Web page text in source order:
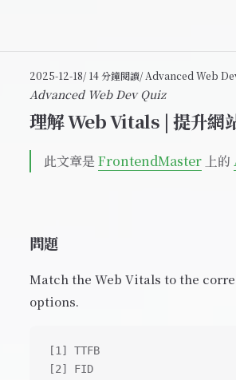
2025-12-18/ 14 分鐘閱讀/ Advanced Web
Advanced Web Dev Quiz
理解 Web Vitals | 提升網
此文章是 FrontendMaster 上的
問題
Match the Web Vitals to the
options.
[1] TTFB
[2] FID